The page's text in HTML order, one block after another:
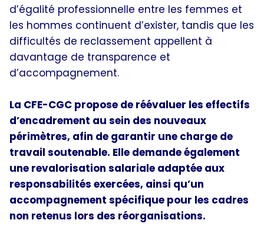
d’égalité professionnelle entre les femmes et
les hommes continuent d’exister, tandis que les
difficultés de reclassement appellent à
davantage de transparence et
d’accompagnement.
La CFE-CGC propose de réévaluer les effectifs
d’encadrement au sein des nouveaux
périmètres, afin de garantir une charge de
travail soutenable. Elle demande également
une revalorisation salariale adaptée aux
responsabilités exercées, ainsi qu’un
accompagnement spécifique pour les cadres
non retenus lors des réorganisations.